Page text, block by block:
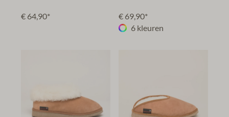
€ 64,90*
€ 69,90*
6 kleuren